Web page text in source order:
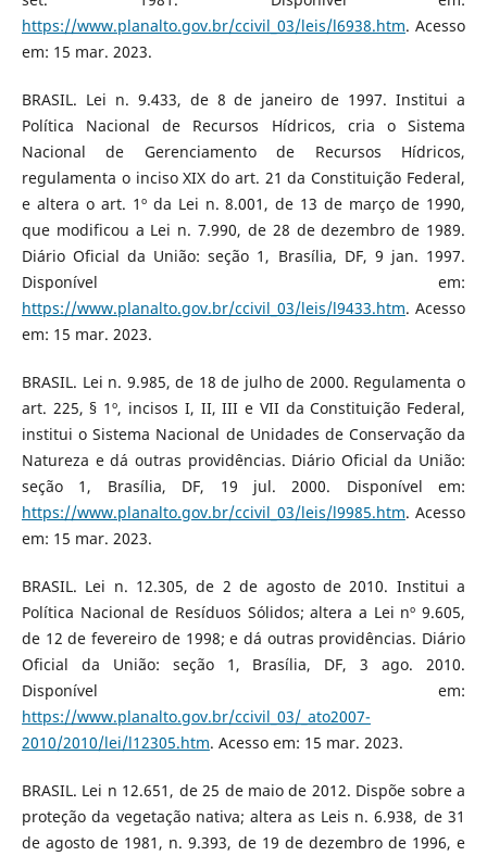
https://www.planalto.gov.br/ccivil_03/leis/l6938.htm. Acesso
em: 15 mar. 2023.
BRASIL. Lei n. 9.433, de 8 de janeiro de 1997. Institui a
Política Nacional de Recursos Hídricos, cria o Sistema
Nacional de Gerenciamento de Recursos Hídricos,
regulamenta o inciso XIX do art. 21 da Constituição Federal,
e altera o art. 1º da Lei n. 8.001, de 13 de março de 1990,
que modificou a Lei n. 7.990, de 28 de dezembro de 1989.
Diário Oficial da União: seção 1, Brasília, DF, 9 jan. 1997.
Disponível em:
https://www.planalto.gov.br/ccivil_03/leis/l9433.htm. Acesso
em: 15 mar. 2023.
BRASIL. Lei n. 9.985, de 18 de julho de 2000. Regulamenta o
art. 225, § 1º, incisos I, II, III e VII da Constituição Federal,
institui o Sistema Nacional de Unidades de Conservação da
Natureza e dá outras providências. Diário Oficial da União:
seção 1, Brasília, DF, 19 jul. 2000. Disponível em:
https://www.planalto.gov.br/ccivil_03/leis/l9985.htm. Acesso
em: 15 mar. 2023.
BRASIL. Lei n. 12.305, de 2 de agosto de 2010. Institui a
Política Nacional de Resíduos Sólidos; altera a Lei nº 9.605,
de 12 de fevereiro de 1998; e dá outras providências. Diário
Oficial da União: seção 1, Brasília, DF, 3 ago. 2010.
Disponível em:
https://www.planalto.gov.br/ccivil_03/_ato2007-
2010/2010/lei/l12305.htm. Acesso em: 15 mar. 2023.
BRASIL. Lei n 12.651, de 25 de maio de 2012. Dispõe sobre a
proteção da vegetação nativa; altera as Leis n. 6.938, de 31
de agosto de 1981, n. 9.393, de 19 de dezembro de 1996, e